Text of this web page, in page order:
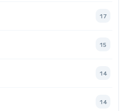
17
15
14
14